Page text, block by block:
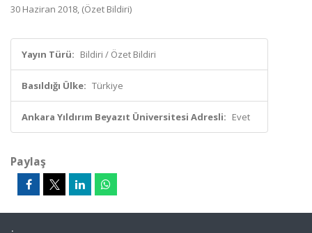
30 Haziran 2018, (Özet Bildiri)
Yayın Türü: Bildiri / Özet Bildiri
Basıldığı Ülke: Türkiye
Ankara Yıldırım Beyazıt Üniversitesi Adresli: Evet
Paylaş